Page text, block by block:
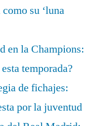
su ‘luna
en la Champions:
temporada?
de fichajes:
por la juventud